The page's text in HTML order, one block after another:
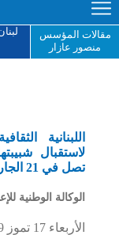
مقالات المؤسس
منصور عازار
اللبنانية
تصل في 21 الجاري
الوكالة الوطنية
الأربعاء 17 تموز 2019